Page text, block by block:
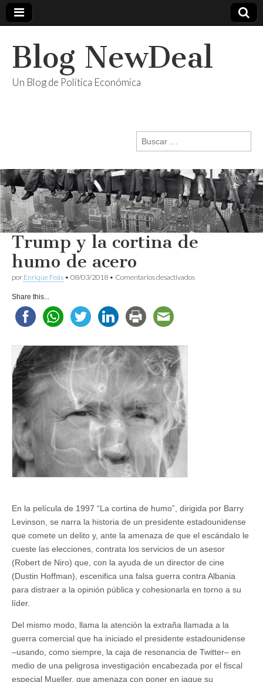
Blog NewDeal
Un Blog de Política Económica
Buscar:
Trump y la cortina de
humo de acero
por Enrique Feás • 08/03/2018 • Comentarios desactivadosen
Share this...
En la película de 1997 “La cortina de humo”, dirigida por Barry
Levinson, se narra la historia de un presidente estadounidense
que comete un delito y, ante la amenaza de que el escándalo le
cueste las elecciones, contrata los servicios de un asesor
(Robert de Niro) que, con la ayuda de un director de cine
(Dustin Hoffman), escenifica una falsa guerra contra Albania
para distraer a la opinión pública y cohesionarla en torno a su
líder.
Del mismo modo, llama la atención la extraña llamada a la
guerra comercial que ha iniciado el presidente estadounidense
–usando, como siempre, la caja de resonancia de Twitter– en
medio de una peligrosa investigación encabezada por el fiscal
especial Mueller, que amenaza con poner en jaque su